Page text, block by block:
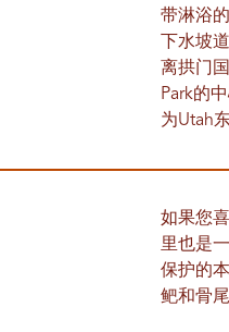
带淋浴
下水坡
离拱门
Park的
为Utah
如果您
里也是
保护的
鲃和骨尾